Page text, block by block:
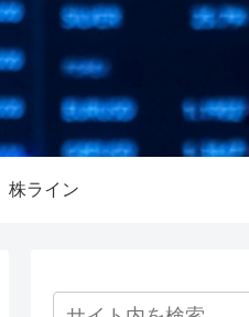
株ライン